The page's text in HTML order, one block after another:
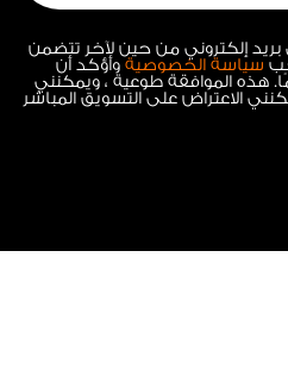
إلكتروني من حين لآخر تتضمن
سياسة الخصوصيةوأؤكد أن
يقل عن 16 عامًا. هذه الموافقة طوعية ، ويمكنني
الاعتراض على التسويق المباشر